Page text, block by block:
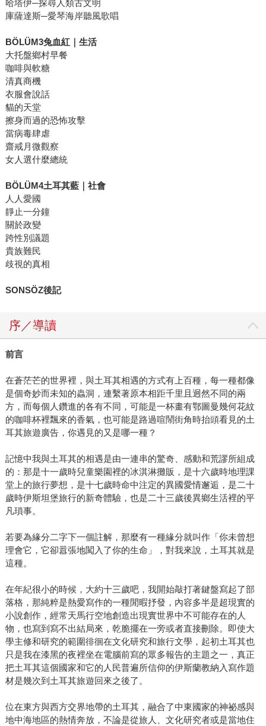
哈塔伊─探尋人類古文明
庫薩達斯─愛琴海岸聽風歌唱
BÖLÜM3兔血紅｜生活
大托盤鄉村早餐
咖啡與軟糖
清真商機
衣服會說話
貓的天堂
擦身而過的恐怖攻擊
當病毒肆虐
齋戒月微觀察
女人選什麼總統
BÖLÜM4土耳其藍｜社會
人人愛國
靜止一分鐘
關於政變
跨性別議題
貴族難民
歧視的真相
SONSÖZ後記
序／導讀
前言
在蒼茫芒的世界裡，與土耳其相遇的方式有上百種，每一種都像
是個奇妙而未知的蟲洞，連繫著原本相距千里且迥然不同的兩
方，而每個人鑽進的各有不同，可能是一杯畫有鄂圖曼幾何花紋
的咖啡杯裡飄來的香氣，也可能是路過喧鬧街角時抬頭看見的土
耳其旅遊廣告，你遇見的又是哪一種？
記憶中我與土耳其的相遇是由一連串的驚奇、感動和荒謬所組成
的：那是十一歲時兒童樂園裡的冰淇淋攤販，是十六歲時地理課
堂上的旅行夢想，是十七歲時命中注定的異國愛情邂逅，是二十
歲時伊斯坦堡旅行的新奇體驗，也是二十三歲後異鄉生活裡的平
凡瑣事。
若要為緣分二字下一個註解，那麼有一種緣分就叫作「你未曾想
理會它，它卻囂張地闖入了你的生命」，對我來說，土耳其就是
這種。
在年紀很小的時候，大約十三歲吧，我開始敲打著鍵盤寫起了部
落格，那純粹是熱愛寫作的一種閒暇抒發，內容多半是超現實的
小說創作，經常天馬行空地創造出現實世界中不可能存在的人
物，也寫到寫不出結局來，乾脆擺在一旁或者直接刪除。即使大
學主修和研究的範圍徘徊在文化研究和旅行文學，起初土耳其也
只是我在漆黑的夜裡坐在電腦前寫的眾多報告的主題之一，真正
把土耳其這個國家和它的人民普遍所信仰的伊斯蘭教納入寫作題
材是幾次到土耳其旅遊回來之後了。
位在東方與西方交界地帶的土耳其，融合了中東國家的神祕感與
地中海地區的熱情奔放，不論是從旅人、文化研究者或是當地住